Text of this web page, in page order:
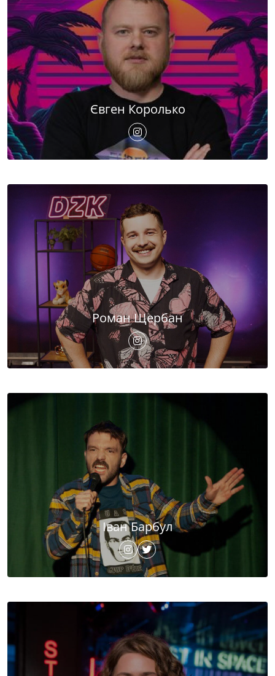
Євген Королько
Роман Щербан
Іван Барбул